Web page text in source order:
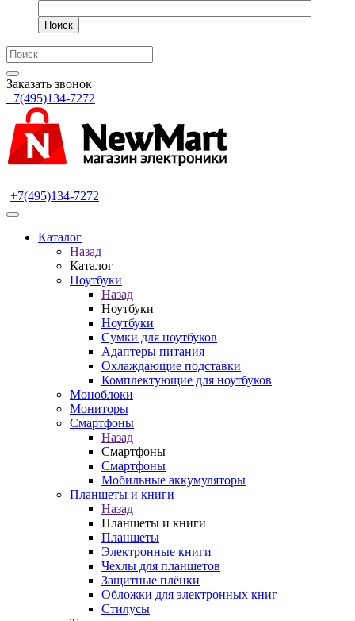
Поиск
Заказать звонок
+7(495)134-7272
+7(495)134-7272
Каталог
Назад
Каталог
Ноутбуки
Назад
Ноутбуки
Ноутбуки
Сумки для ноутбуков
Адаптеры питания
Охлаждающие подставки
Комплектующие для ноутбуков
Моноблоки
Мониторы
Смартфоны
Назад
Смартфоны
Смартфоны
Мобильные аккумуляторы
Планшеты и книги
Назад
Планшеты и книги
Планшеты
Электронные книги
Чехлы для планшетов
Защитные плёнки
Обложки для электронных книг
Стилусы